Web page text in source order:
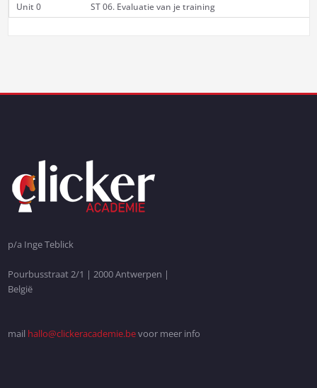
Unit 0
ST 06. Evaluatie van je training
p/a Inge Teblick
Pourbusstraat 2/1 | 2000 Antwerpen |
België
mail hallo@clickeracademie.bevoor meer info